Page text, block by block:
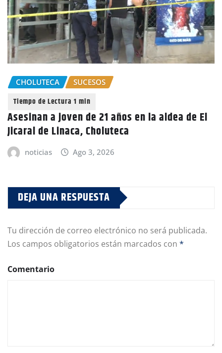
CHOLUTECA SUCESOS
Asesinan a joven de 21 años en la aldea de El
Jicaral de Linaca, Choluteca
noticias Ago 3, 2026
DEJA UNA RESPUESTA
Tu dirección de correo electrónico no será publicada.
Los campos obligatorios están marcados con *
Comentario